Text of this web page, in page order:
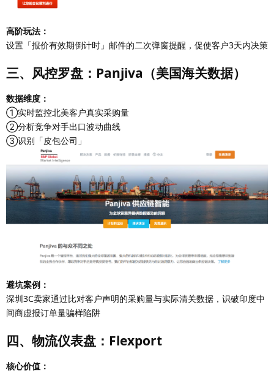
高阶玩法：
设置「报价有效期倒计时」邮件的二次弹窗提醒，促使客户3天内决策
三、风控罗盘：Panjiva（美国海关数据）
数据维度：
①实时监控北美客户真实采购量
②分析竞争对手出口波动曲线
③识别「皮包公司」
避坑案例：
深圳3C卖家通过比对客户声明的采购量与实际清关数据，识破印度中
间商虚报订单量骗样陷阱
四、物流仪表盘：Flexport
核心价值：